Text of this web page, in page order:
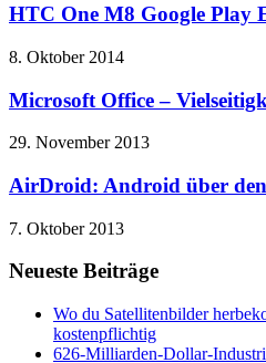
HTC One M8 Google Play
8. Oktober 2014
Microsoft Office –
29. November 2013
AirDroid: Android über
7. Oktober 2013
Neueste Beiträge
Wo du Satellitenbilder
kostenpflichtig
626-Milliarden-Dollar-